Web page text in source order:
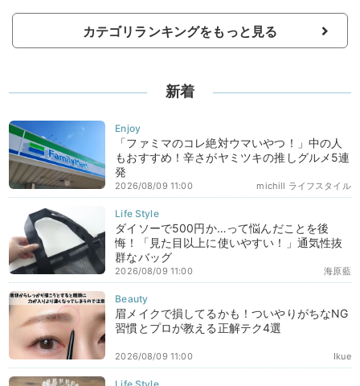
カテゴリランキングをもっと見る
新着
「ファミマのコレ絶対ウマいやつ！」中の人
もおすすめ！辛さがヤミツキの推しグルメ5連
発
michill ライフスタイル
2026/08/09 11:00
ダイソーで500円か…って悩んだことを後
悔！「見た目以上に使いやすい！」通気性抜
群なバッグ
海原藍
2026/08/09 11:00
眉メイクで損してるかも！ついやりがちなNG
習慣とプロが教える正解テク4選
Ikue
2026/08/09 11:00